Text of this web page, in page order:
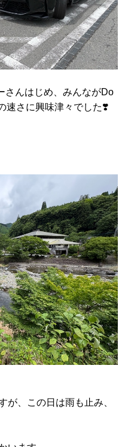
さんはじめ、みんながDo
速さに興味津々でした❣️
が、この日は雨も止み、